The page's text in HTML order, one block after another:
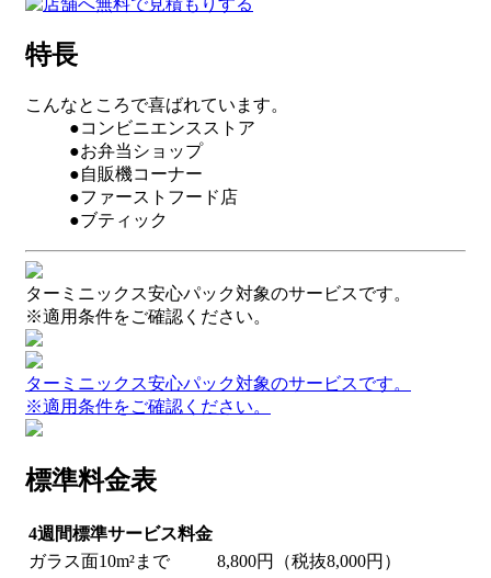
特長
こんなところで喜ばれています。
●コンビニエンスストア
●お弁当ショップ
●自販機コーナー
●ファーストフード店
●ブティック
ターミニックス安心パック対象のサービスです。
※適用条件をご確認ください。
ターミニックス安心パック対象のサービスです。
※適用条件をご確認ください。
標準料金表
4週間標準サービス料金
ガラス面10m²まで
8,800円（税抜8,000円）